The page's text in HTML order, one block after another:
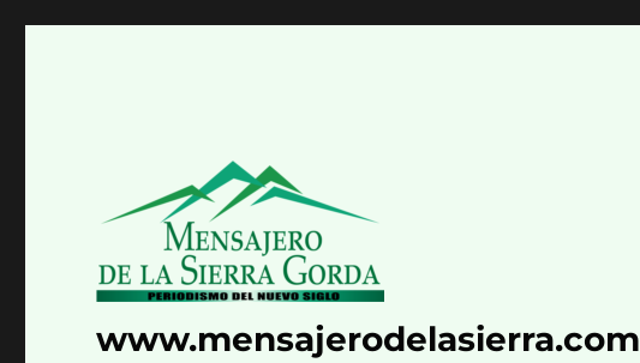
www.mensajerodelasierra.com